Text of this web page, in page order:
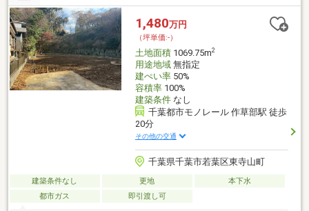
550m）・国立病院機構千葉医療センター・・・徒歩7分（約
550m）・ビバホーム作草部店・・・徒歩10分（約800m）・ド
ン・キホーテ 千葉中央店・・・徒歩13分（約1000m）
1,480万円
（坪単価:-）
土地面積1069.75m2
用途地域無指定
建ぺい率50%
容積率100%
建築条件なし
千葉都市モノレール 作草部駅 徒歩
20分
その他の交通
千葉県千葉市若葉区東寺山町
建築条件なし 更地
本下水
都市ガス
即引渡し可